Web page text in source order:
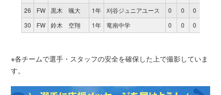
26
FW 黒木 颯大 1年 刈谷ジュニアユース 0 0
0
30
FW 鈴木 空翔 1年 竜南中学 0 0 0
※各チームで選手・スタッフの安全を確保した上で撮影していま
す。